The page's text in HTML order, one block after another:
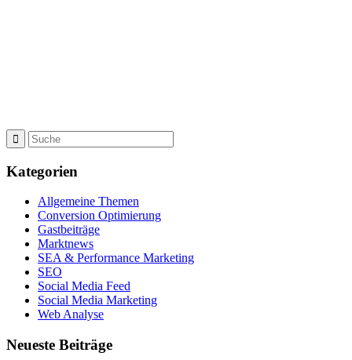
Kategorien
Allgemeine Themen
Conversion Optimierung
Gastbeiträge
Marktnews
SEA & Performance Marketing
SEO
Social Media Feed
Social Media Marketing
Web Analyse
Neueste Beiträge